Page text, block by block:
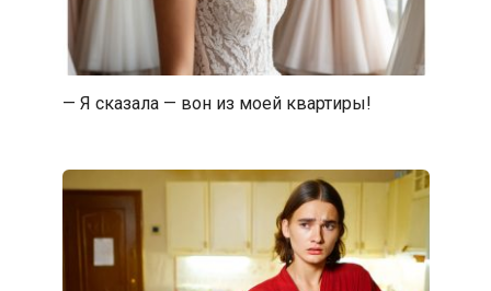
— Я сказала — вон из моей квартиры!